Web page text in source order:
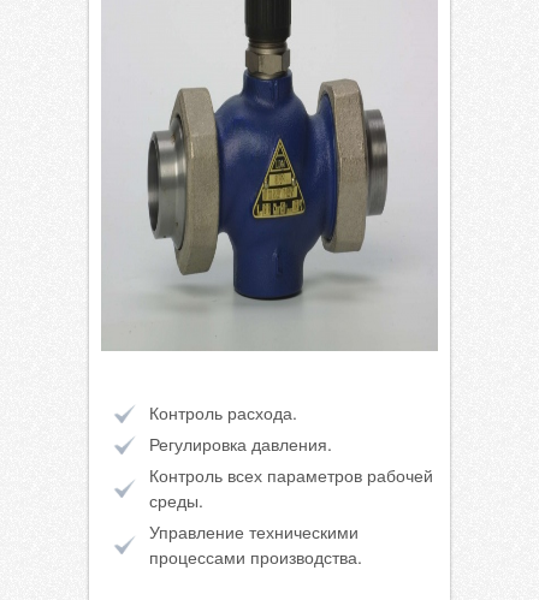
Контроль расхода.
Регулировка давления.
Контроль всех параметров рабочей
среды.
Управление техническими
процессами производства.